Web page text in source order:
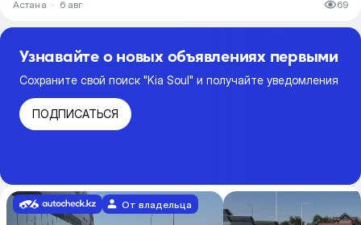
Астана · 6 авг 69
Узнавайте о новых объявлениях первыми
Сохраните свой поиск "Kia Soul" и получайте уведомления
ПОДПИСАТЬСЯ
От владельца